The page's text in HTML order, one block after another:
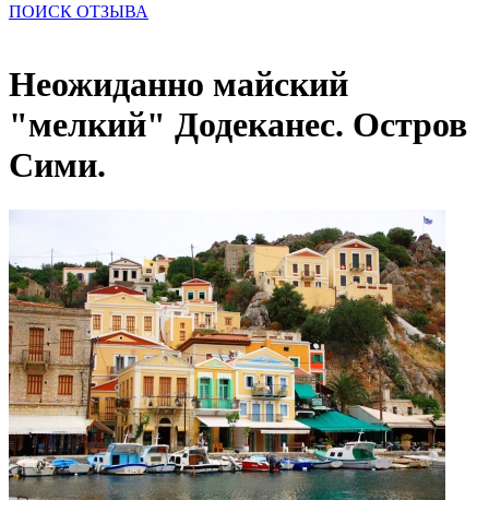
ПОИСК ОТЗЫВА
Неожиданно майский
"мелкий" Додеканес. Остров
Сими.